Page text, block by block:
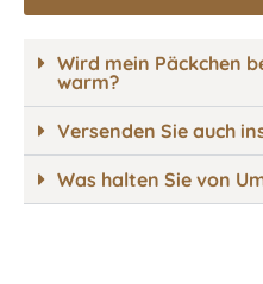
Wird mein Päckchen
warm?
Versenden Sie auch
Was halten Sie von